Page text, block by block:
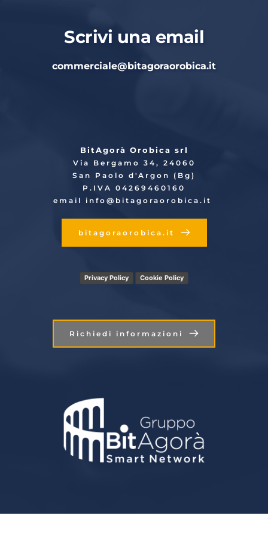
Scrivi una email
commerciale@bitagoraorobica.it
BitAgorà Orobica srl
Via Bergamo 34, 24060
San Paolo d'Argon (Bg)
P.IVA 04269460160
email info @bitagoraorobica.it
bitagoraorobica.it
Privacy Policy Cookie Policy
Richiedi informazioni